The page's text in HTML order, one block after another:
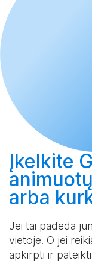
Įkelkite
arba
Jei tai padeda
vietoje. O jei
apkirpti ir